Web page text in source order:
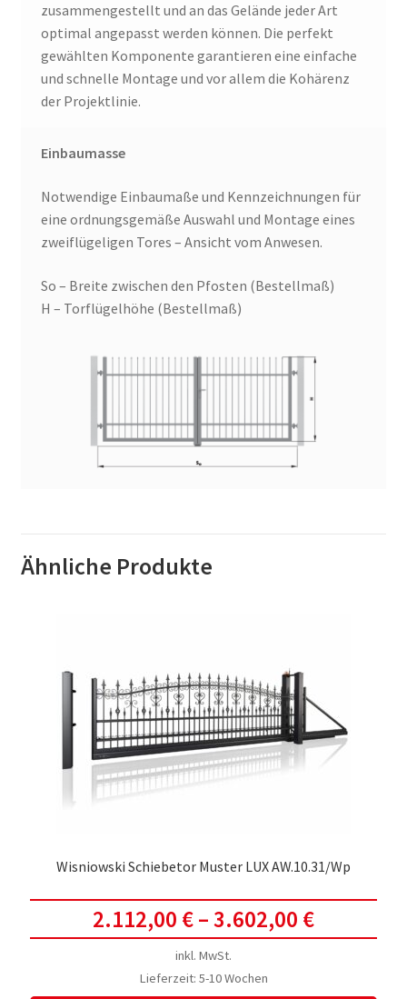
zusammengestellt und an das Gelände jeder Art
optimal angepasst werden können. Die perfekt
gewählten Komponente garantieren eine einfache
und schnelle Montage und vor allem die Kohärenz
der Projektlinie.
Einbaumasse
Notwendige Einbaumaße und Kennzeichnungen für
eine ordnungsgemäße Auswahl und Montage eines
zweiflügeligen Tores – Ansicht vom Anwesen.
So – Breite zwischen den Pfosten (Bestellmaß)
H – Torflügelhöhe (Bestellmaß)
Ähnliche Produkte
Wisniowski Schiebetor Muster LUX AW.10.31/Wp
2.112,00 €–3.602,00 €
inkl. MwSt.
Lieferzeit: 5-10 Wochen